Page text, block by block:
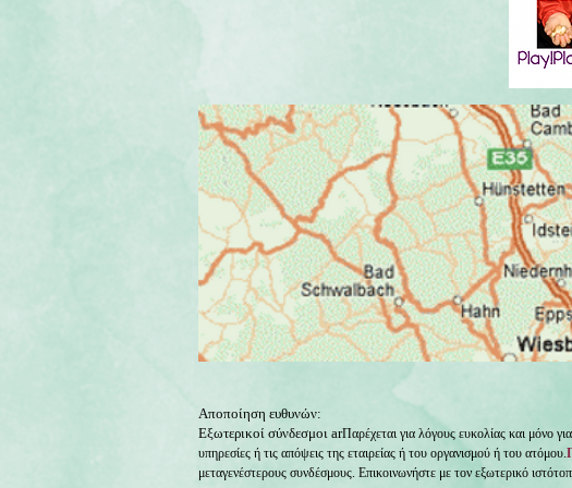
Αποποίηση ευθυνών:
Εξωτερικοί σύνδεσμοι arΠαρέχεται για λόγους ευκολίας και μόνο
υπηρεσίες ή τις απόψεις της εταιρείας ή του οργανισμού ή του ατόμου.
μεταγενέστερους συνδέσμους. Επικοινωνήστε με τον εξωτερικό